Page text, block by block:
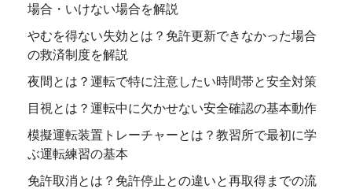
場合・いけない場合を解説
やむを得ない失効とは？免許更新できなかった場合
の救済制度を解説
夜間とは？運転で特に注意したい時間帯と安全対策
目視とは？運転中に欠かせない安全確認の基本動作
模擬運転装置トレーチャーとは？教習所で最初に学
ぶ運転練習の基本
免許取消とは？免許停止との違いと再取得までの流